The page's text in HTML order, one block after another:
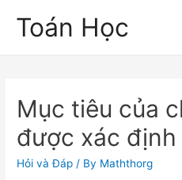
Toán Học
Mục tiêu của
được xác định
Hỏi và Đáp / By Maththorg